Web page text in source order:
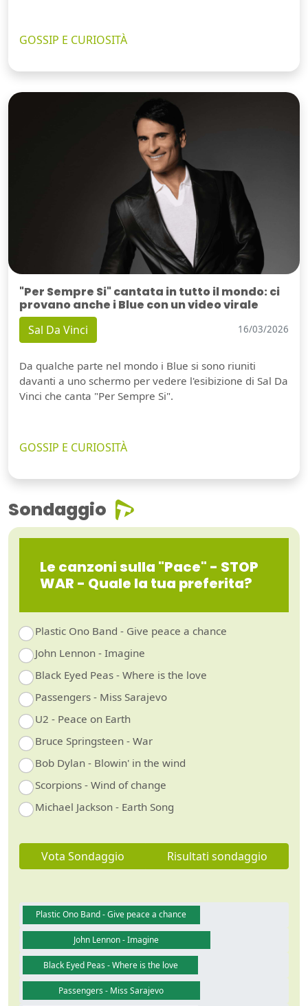
GOSSIP E CURIOSITÀ
"Per Sempre Si" cantata in tutto il mondo: ci
provano anche i Blue con un video virale
Sal Da Vinci 16/03/2026
Da qualche parte nel mondo i Blue si sono riuniti
davanti a uno schermo per vedere l'esibizione di Sal Da
Vinci che canta "Per Sempre Si".
GOSSIP E CURIOSITÀ
Sondaggio
Le canzoni sulla "Pace" - STOP
WAR - Quale la tua preferita?
Plastic Ono Band - Give peace a chance
John Lennon - Imagine
Black Eyed Peas - Where is the love
Passengers - Miss Sarajevo
U2 - Peace on Earth
Bruce Springsteen - War
Bob Dylan - Blowin' in the wind
Scorpions - Wind of change
Michael Jackson - Earth Song
Vota Sondaggio Risultati sondaggio
Plastic Ono Band - Give peace a chance
John Lennon - Imagine
Black Eyed Peas - Where is the love
Passengers - Miss Sarajevo